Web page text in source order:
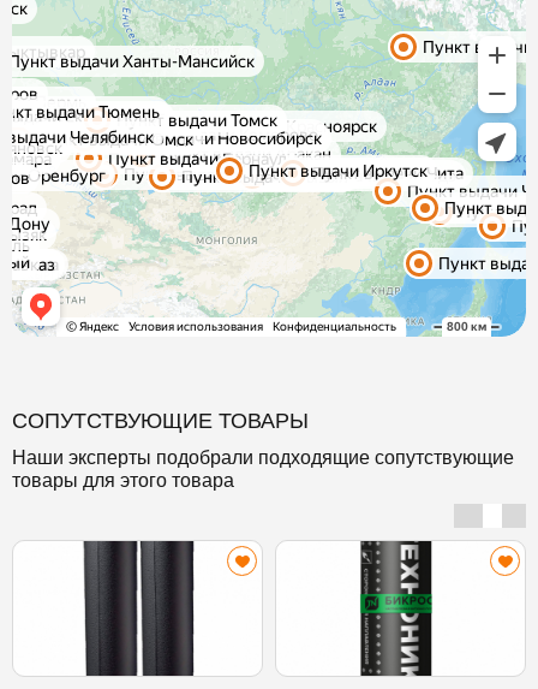
СОПУТСТВУЮЩИЕ ТОВАРЫ
Наши эксперты подобрали подходящие сопутствующие
товары для этого товара